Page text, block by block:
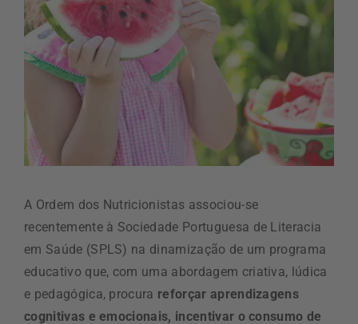
A Ordem dos Nutricionistas associou-se
recentemente à Sociedade Portuguesa de Literacia
em Saúde (SPLS) na dinamização de um programa
educativo que, com uma abordagem criativa, lúdica
e pedagógica, procura reforçar aprendizagens
cognitivas e emocionais, incentivar o consumo de